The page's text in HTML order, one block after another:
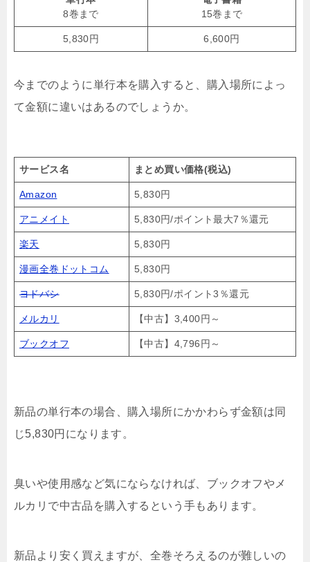
8巻まで
15巻まで
5,830円 6,600円
今までのように単行本を購入すると、購入場所によっ
て金額に違いはあるのでしょうか。
サービス名 まとめ買い価格(税込)
Amazon 5,830円
アニメイト 5,830円/ポイント最大7％還元
楽天 5,830円
漫画全巻ドットコム 5,830円
ヨドバシ 5,830円/ポイント3％還元
メルカリ 【中古】3,400円～
ブックオフ 【中古】4,796円～
新品の単行本の場合、購入場所にかかわらず金額は同
じ5,830円になります。
臭いや使用感など気にならなければ、ブックオフやメ
ルカリで中古品を購入するという手もあります。
新品より安く買えますが、全巻そろえるのが難しいの